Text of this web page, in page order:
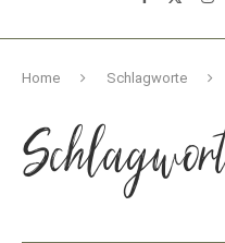
Home Schlagworte